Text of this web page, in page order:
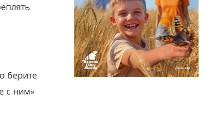
берите
с ним»